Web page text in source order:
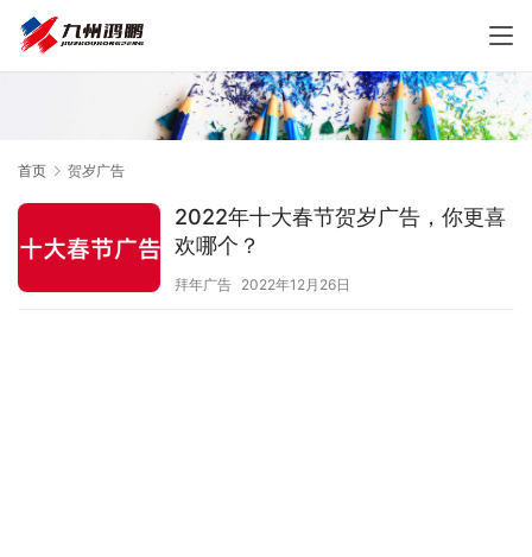
首页 贺岁广告
2022年十大春节贺岁广告，你更喜
欢哪个？
拜年广告 2022年12月26日